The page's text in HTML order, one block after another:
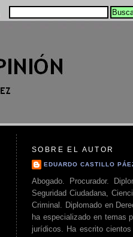
SOBRE EL AUTOR
EDUARDO CASTILLO
Abogado. Procurador.
Seguridad Ciudadana,
Criminal. Diplomado en
ha especializado en temas
jurídicos. Ha escrito